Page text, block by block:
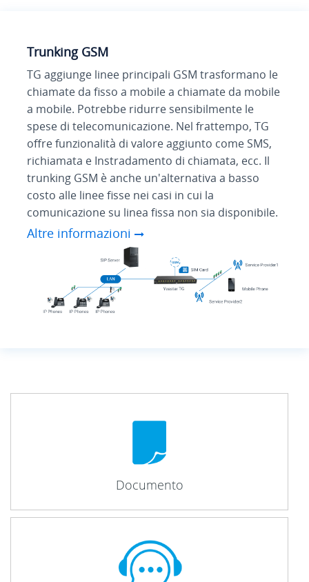
Servizio SMS massivo
La funzionalità SMS massivo di TG è un ottimo
strumento per implementare una campagna via
SMS. Con TG, l'invio di SMS massivi è a portata di
clic. Inserisci i numeri di telefono desiderati e i
contenuti dell'SMS nella GUI Web TG, ed ecco
fatto! La funzionalità di SMS massivi è facile da
usare, veloce e affidabile. TG fornisce anche API
per connettere un client SMS esterno.
Altre informazioni